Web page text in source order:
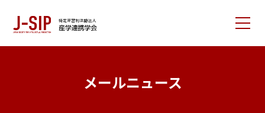
メールニュース